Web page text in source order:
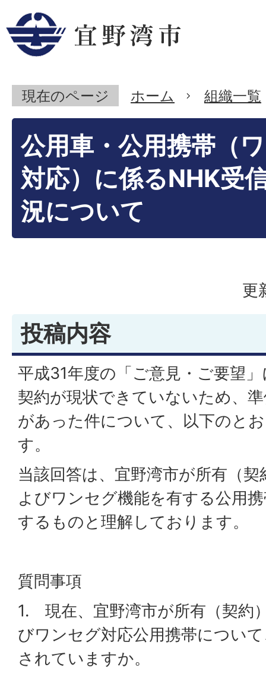
現在のページ ホーム 組織一覧
公用車・公用携帯（
対応）に係るNHK受
況について
更
投稿内容
平成31年度の「ご意見・ご要望
契約が現状できていないため、
があった件について、以下のと
す。
当該回答は、宜野湾市が所有（
よびワンセグ機能を有する公用
するものと理解しております。
質問事項
1. 現在、宜野湾市が所有（契約
びワンセグ対応公用携帯につい
されていますか。